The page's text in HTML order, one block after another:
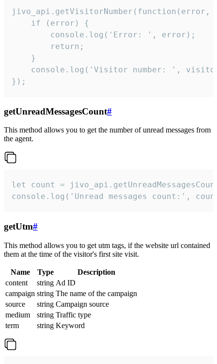
jivo_api.getVisitorNumber(function(error,
    if (error) {
        console.log('Error: ', error);
        return;
    }
console.log('Visitor number: ',
});
getUnreadMessagesCount#
This method allows you to get the number of unread messages from
the agent.
let count =
console.log('Unread messages count:',
getUtm#
This method allows you to get utm tags, if the website url contained
them at the time of the visitor's first site visit.
Name Type
Description
content
string Ad ID
campaign string The name of the campaign
source
string Campaign source
medium
string Traffic type
term
string Keyword